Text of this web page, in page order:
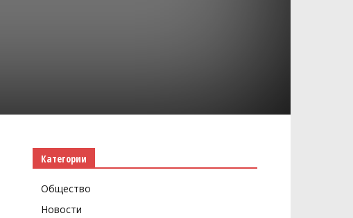
Категории
Общество
Новости